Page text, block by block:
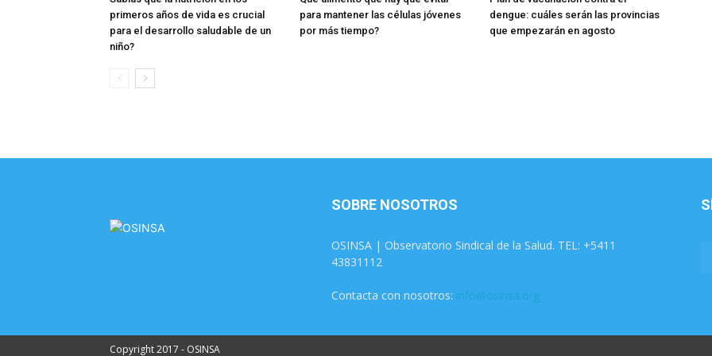
primeros años de vida es crucial
para el desarrollo saludable de un
niño?
para mantener las células jóvenes
por más tiempo?
dengue: cuáles serán las provincias
que empezarán en agosto
SOBRE NOSOTROS
OSINSA | Observatorio Sindical de la Salud. TEL: +5411
43831112
Contacta con nosotros: info@osinsa.org
Copyright 2017 - OSINSA